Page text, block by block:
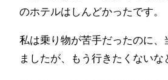
のホテルはしんどかったです。
私は乗り物が苦手だったのに
ましたが、もう行きたくないな